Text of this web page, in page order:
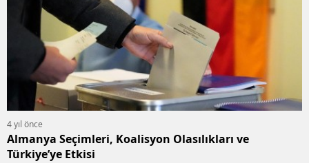
4 yıl önce
Almanya Seçimleri, Koalisyon Olasılıkları ve
Türkiye’ye Etkisi